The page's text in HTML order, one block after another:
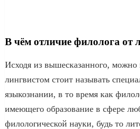
В чём отличие филолога от
Исходя из вышесказанного, можно
лингвистом стоит называть
языкознании, в то время как
имеющего образование в сфере
филологической науки, будь то